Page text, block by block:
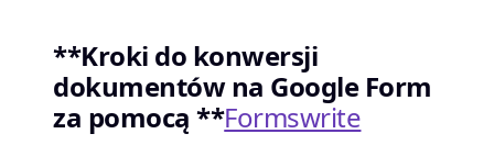
**Kroki do konwersji
dokumentów na Google Form
za pomocą **Formswrite